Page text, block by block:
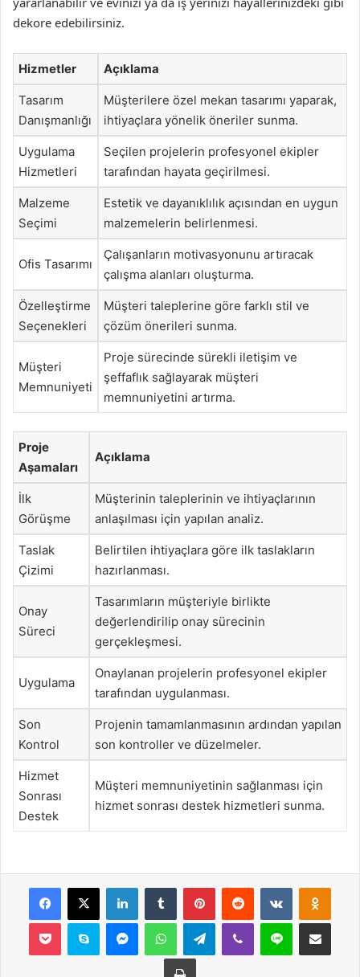
dekore edebilirsiniz.
Hizmetler Açıklama
Tasarım
Danışmanlığı
Müşterilere özel mekan tasarımı yaparak,
ihtiyaçlara yönelik öneriler sunma.
Uygulama
Hizmetleri
Seçilen projelerin profesyonel ekipler
tarafından hayata geçirilmesi.
Malzeme
Seçimi
Estetik ve dayanıklılık açısından en uygun
malzemelerin belirlenmesi.
Ofis Tasarımı
Çalışanların motivasyonunu artıracak
çalışma alanları oluşturma.
Özelleştirme
Seçenekleri
Müşteri taleplerine göre farklı stil ve
çözüm önerileri sunma.
Müşteri
Memnuniyeti
Proje sürecinde sürekli iletişim ve
şeffaflık sağlayarak müşteri
memnuniyetini artırma.
Proje
Aşamaları
Açıklama
İlk
Görüşme
Müşterinin taleplerinin ve ihtiyaçlarının
anlaşılması için yapılan analiz.
Taslak
Çizimi
Belirtilen ihtiyaçlara göre ilk taslakların
hazırlanması.
Onay
Süreci
Tasarımların müşteriyle birlikte
değerlendirilip onay sürecinin
gerçekleşmesi.
Uygulama
Onaylanan projelerin profesyonel ekipler
tarafından uygulanması.
Son
Kontrol
Projenin tamamlanmasının ardından yapılan
son kontroller ve düzelmeler.
Hizmet
Sonrası
Destek
Müşteri memnuniyetinin sağlanması için
hizmet sonrası destek hizmetleri sunma.
Facebook
X LinkedInTumblr PinterestReddit VKontakte
Pocket Skype MessengerWhatsAppTelegramViber Line E-Posta ile
Yazdır